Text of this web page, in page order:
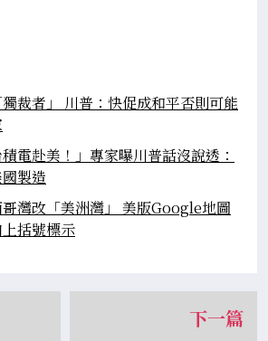
裁者」 川普：快促成和平否則可能
積電赴美！」專家曝川普話沒說透：
製造
灣改「美洲灣」 美版Google地圖
括號標示
下一篇